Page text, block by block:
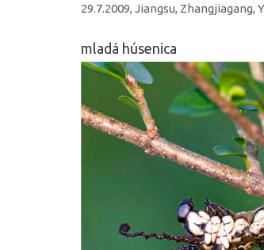
29.7.2009, Jiangsu, Zhangjiagang,
mladá húsenica